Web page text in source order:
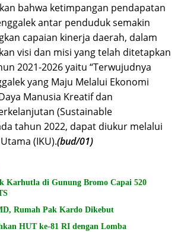
bahwa ketimpangan pendapatan
antar penduduk semakin
capaian kinerja daerah, dalam
visi dan misi yang telah ditetapkan
2021-2026 yaitu “Terwujudnya
yang Maju Melalui Ekonomi
Manusia Kreatif dan
(Sustainable
tahun 2022, dapat diukur melalui
(IKU).(bud/01)
Karhutla di Gunung Bromo Capai 520
Rumah Pak Kardo Dikebut
HUT ke-81 RI dengan Lomba